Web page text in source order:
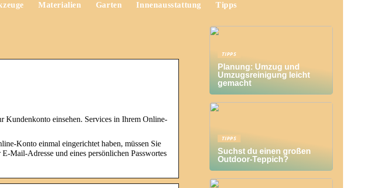
Materialien Garten Innenausstattung Tipps
einsehen. Services in Ihrem Online-
Konto einmal eingerichtet haben, müssen Sie
Mail-Adresse und eines persönlichen Passwortes
TIPPS
Planung: Umzug und
Umzugsreinigung leicht
gemacht
TIPPS
Suchst du einen großen
Outdoor-Teppich?